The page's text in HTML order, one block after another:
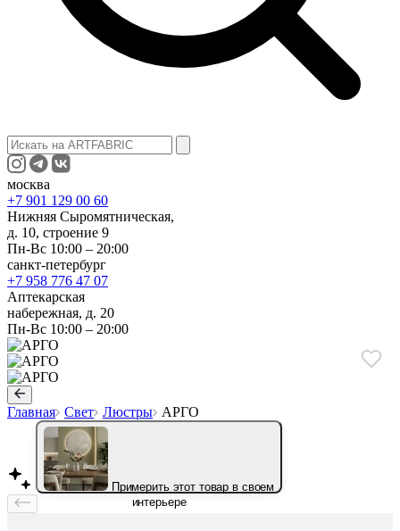
москва
+7 901 129 00 60
Нижняя Сыромятническая,
д. 10, строение 9
Пн-Вс 10:00 – 20:00
санкт-петербург
+7 958 776 47 07
Аптекарская
набережная, д. 20
Пн-Вс 10:00 – 20:00
Главная Свет Люстры АРГО
Примерить этот товар в своем
интерьере